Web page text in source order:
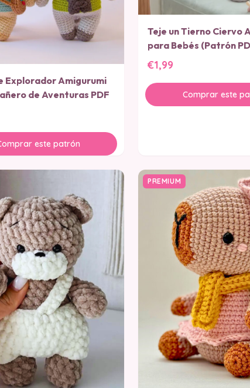
Explorador Amigurumi
de Aventuras PDF
este patrón
Teje un Tierno Ciervo
para Bebés (Patrón
€1,99
Comprar este
PREMIUM